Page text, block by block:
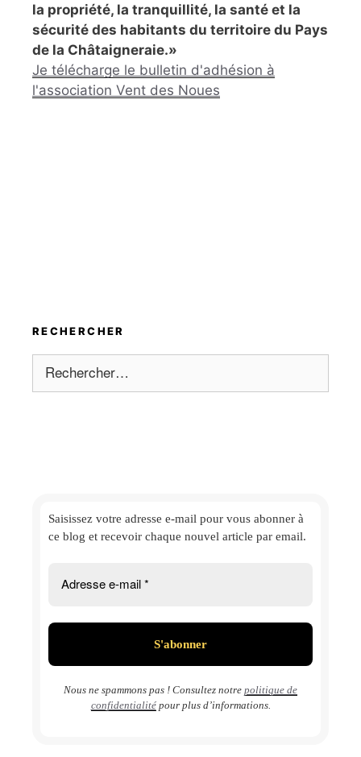
la propriété, la tranquillité, la santé et la
sécurité des habitants du territoire du Pays
de la Châtaigneraie.»
Je télécharge le bulletin d'adhésion à
l'association Vent des Noues
RECHERCHER
Rechercher :
Saisissez votre adresse e-mail pour vous abonner à
ce blog et recevoir chaque nouvel article par email.
Nous ne spammons pas ! Consultez notre politique de
confidentialitépour plus d’informations.